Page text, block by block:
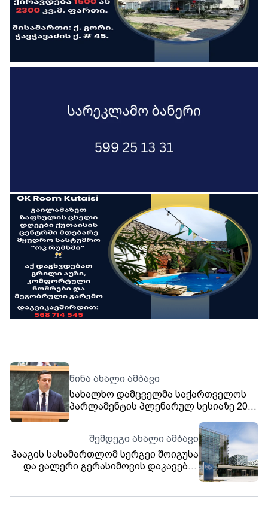
წინა ახალი ამბავი
სახალხო დამცველმა საქართველოს
პარლამენტის პლენარულ სესიაზე 2023
უფლებათა და თავისუფლებათა
დაცვის მდგომარეობის შესახებ
წლიური ანგარიში წარადგინა
შემდეგი ახალი ამბავი
ჰააგის სასამართლომ სერგეი შოიგუსა
და ვალერი გერასიმოვის დაკავების